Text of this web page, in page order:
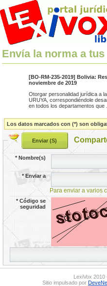
Envía la norma a
[BO-RM-235-2019] Bolivia:
noviembre de 2019
Otorgar personalidad jurídica a
URUYA, correspondiéndole
en todos los departamentos que ...
Los datos marcados con (*) son
*Nombre(s)
*Enviar a
Para enviar a varios
*Código se
seguridad
LexiVox 2010
Sitio impulsado por